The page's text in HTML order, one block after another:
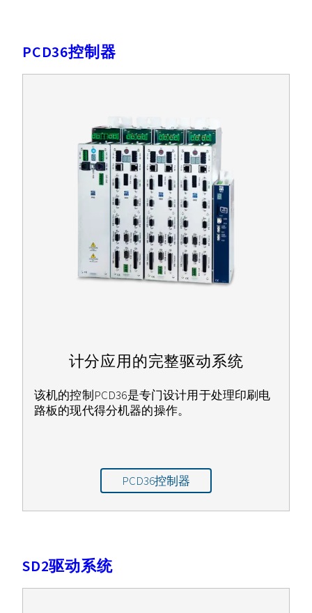
PCD36控制器
计分应用的完整驱动系统
该机的控制PCD36是专门设计用于处理印刷电
路板的现代得分机器的操作。
PCD36控制器
SD2驱动系统